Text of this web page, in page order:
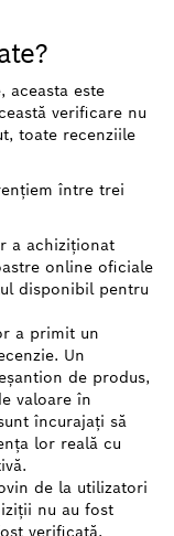
aceasta este
verificare nu
toate recenziile
între trei
a achiziționat
online oficiale
disponibil pentru
a primit un
Un
de produs,
valoare în
încurajați să
lor reală cu
de la utilizatori
nu au fost
verificată.